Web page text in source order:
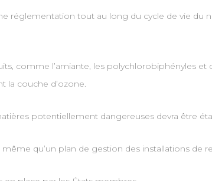
réglementation tout au long du cycle de vie du
comme l’amiante, les polychlorobiphényles et
la couche d’ozone.
potentiellement dangereuses devra être
qu’un plan de gestion des installations de